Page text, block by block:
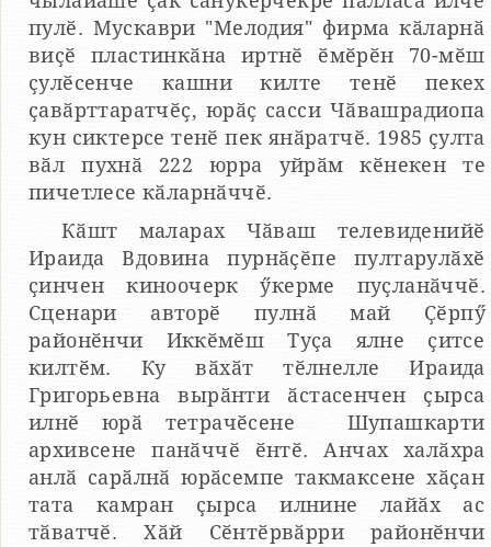
пулӗ. Мускаври "Мелодия" фирма кӑларнӑ
виҫӗ пластинкӑна иртнӗ ӗмӗрӗн 70-мӗш
ҫулӗсенче кашни килте тенӗ пекех
ҫавӑрттаратчӗҫ, юрӑҫ сасси Чӑвашрадиопа
кун сиктерсе тенӗ пек янӑратчӗ. 1985 ҫулта
вӑл пухнӑ 222 юрра уйрӑм кӗнекен те
пичетлесе кӑларнӑччӗ.
Кӑшт маларах Чӑваш телевиденийӗ
Ираида Вдовина пурнӑҫӗпе пултарулӑхӗ
ҫинчен киноочерк ӳкерме пуҫланӑччӗ.
Сценари авторӗ пулнӑ май Ҫӗрпӳ
районӗнчи Иккӗмӗш Туҫа ялне ҫитсе
килтӗм. Ку вӑхӑт тӗлнелле Ираида
Григорьевна вырӑнти ӑстасенчен ҫырса
илнӗ юрӑ тетрачӗсене Шупашкарти
архивсене панӑччӗ ӗнтӗ. Анчах халӑхра
анлӑ сарӑлнӑ юрӑсемпе такмаксене хӑҫан
тата камран ҫырса илнине лайӑх ас
тӑватчӗ. Хӑй Сӗнтӗрвӑрри районӗнчи